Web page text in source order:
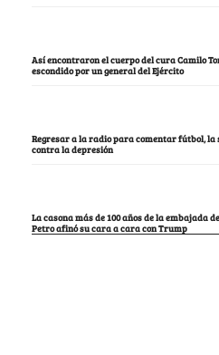
Así encontraron el cuerpo del cura Camilo
escondido por un general del Ejército
Regresar a la radio para comentar fútbol,
contra la depresión
La casona más de 100 años de la embajada
Petro afinó su cara a cara con Trump